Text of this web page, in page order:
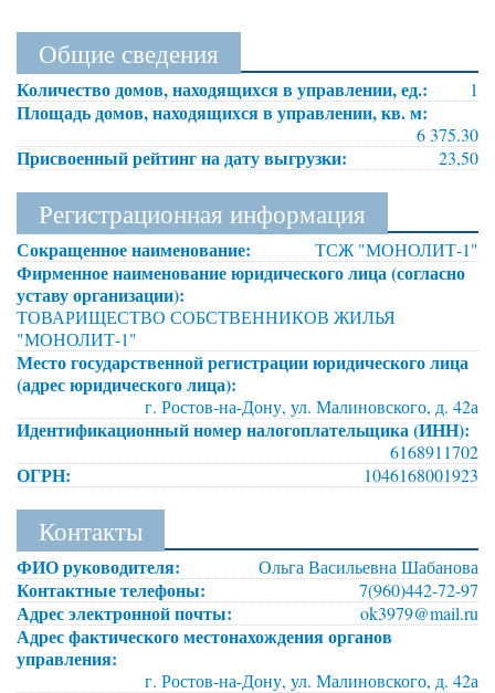
Общие сведения
Количество домов, находящихся в управлении, ед.: 1
Площадь домов, находящихся в управлении, кв. м:
6 375.30
Присвоенный рейтинг на дату выгрузки: 23,50
Регистрационная информация
Сокращенное наименование: ТСЖ "МОНОЛИТ-1"
Фирменное наименование юридического лица (согласно
уставу организации):
ТОВАРИЩЕСТВО СОБСТВЕННИКОВ ЖИЛЬЯ
"МОНОЛИТ-1"
Место государственной регистрации юридического лица
(адрес юридического лица):
г. Ростов-на-Дону, ул. Малиновского, д. 42а
Идентификационный номер налогоплательщика (ИНН):
6168911702
ОГРН: 1046168001923
Контакты
ФИО руководителя: Ольга Васильевна Шабанова
Контактные телефоны: 7(960)442-72-97
Адрес электронной почты: ok3979@mail.ru
Адрес фактического местонахождения органов
управления:
г. Ростов-на-Дону, ул. Малиновского, д. 42а